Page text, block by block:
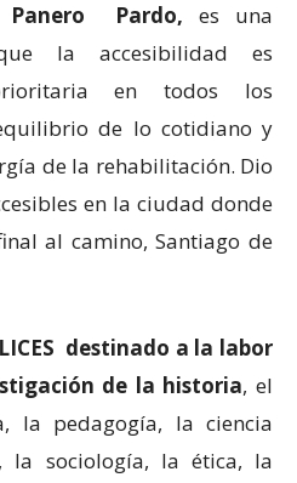
Panero Pardo,es una
la accesibilidad es
en todos los
de lo cotidiano y
de la rehabilitación. Dio
en la ciudad donde
al camino, Santiago de
destinado a la labor
de la historia, el
la pedagogía, la ciencia
la sociología, la ética, la